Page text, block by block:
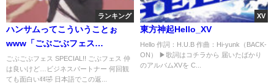
ランキング
ハンサムってこういうことぉ
www「ごぶごぶフェス
SPECIAL」ありがとうございま
す♫
ごぶごぶフェス SPECIAL!! ごぶフェス 仲
は良いけど…ビジネスパートナー 何回観
ても面白いꉂꉂ🤣 日本語でこの返...
XV
東方神起Hello_XV
Hello 作詞：H.U.B 作曲：Hi-yunk（BACK-
ON） ▶歌詞はコチラから 届いたばかり
のアルバムXVを C...